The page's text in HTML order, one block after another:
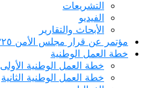
التشريعات
الفيديو
الأبحاث والتقارير
مؤتمر عن قرار مجلس الأمن ١٣٢٥
خطة العمل الوطنية
خطة العمل الوطنية الأولى
خطة العمل الوطنية الثانية